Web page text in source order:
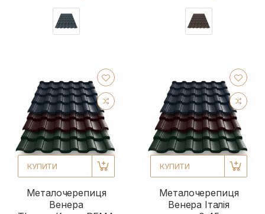
КУПИТИ
Металочерепиця
Венера
КУПИТИ
Металочерепиця
Венера Італія